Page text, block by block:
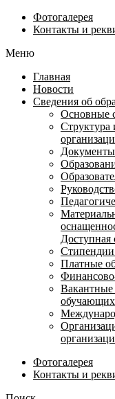
Фотогалерея
Контакты и
Меню
Главная
Новости
Сведения об
Основные
Структура
Документы
Доступная
Платные
Вакантные
Фотогалерея
Контакты и